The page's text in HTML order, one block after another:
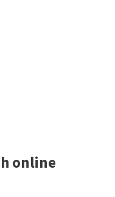
online